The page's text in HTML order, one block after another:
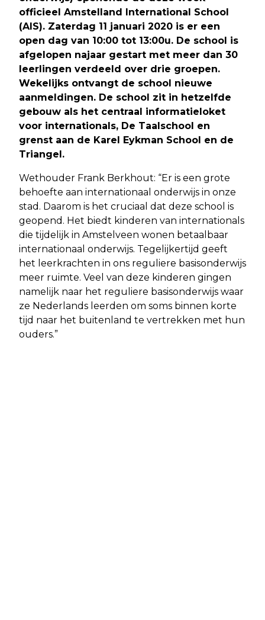
officieel Amstelland International School
(AIS). Zaterdag 11 januari 2020 is er een
open dag van 10:00 tot 13:00u. De school is
afgelopen najaar gestart met meer dan 30
leerlingen verdeeld over drie groepen.
Wekelijks ontvangt de school nieuwe
aanmeldingen. De school zit in hetzelfde
gebouw als het centraal informatieloket
voor internationals, De Taalschool en
grenst aan de Karel Eykman School en de
Triangel.
Wethouder Frank Berkhout: “Er is een grote
behoefte aan internationaal onderwijs in onze
stad. Daarom is het cruciaal dat deze school is
geopend. Het biedt kinderen van internationals
die tijdelijk in Amstelveen wonen betaalbaar
internationaal onderwijs. Tegelijkertijd geeft
het leerkrachten in ons reguliere basisonderwijs
meer ruimte. Veel van deze kinderen gingen
namelijk naar het reguliere basisonderwijs waar
ze Nederlands leerden om soms binnen korte
tijd naar het buitenland te vertrekken met hun
ouders.”